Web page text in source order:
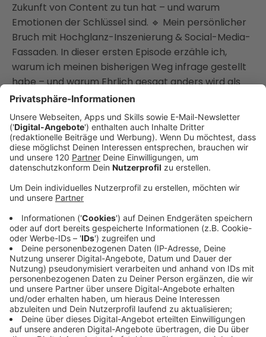
Zukunft von Content zu tun hat – und warum
Emotionen der Schlüssel sind. 🔹 Mein persönlicher
Bruch mit Hochglanz-Inszenierung & Social-Media-
Fassaden. In dieser ersten Episode erzähle ich,
warum ich meinen bisherigen Weg infrage gestellt
habe – und warum Ehrlich gesagt anders wird als
alles, was du bisher von mir gehört hast. Ich
spreche darüber, ✅ warum Experten-Content
allein nicht mehr reicht, ✅ wie ein ehrliches
Feedback auf einem Barcamp mein Mindset
verändert hat, ✅ warum ich mit einer Lüge
aufgewachsen bin – und was das mit Authentizität
im Business zu tun hat, ✅ und warum ich keine Lust
mehr auf inszeniertes Marketing-Gelaber habe. 🔜
In den nächsten Episoden erwarten dich Gäste mit
echten Geschichten: 📌 Philipp Madertaner –
Unternehmer & Podcaster über Erfolg und Krisen 📌
Leslie Jäger – Resilienz-Coach über das Aufstehen
nach Niederlagen 📌 Anna Werr – Branding-
Expertin mit bewegter Familienunternehmens-
Geschichte 📌 Markus Haberfelder –
Unternehmercoach über emotionale